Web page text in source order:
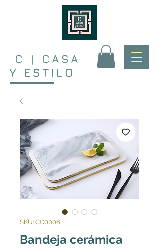
C | CASA
Y ESTILO
SKU: CC0006
Bandeja cerámica